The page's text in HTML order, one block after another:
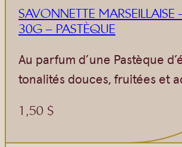
SAVONNETTE
30G – PASTÈQUE
Au parfum d’une Pastèque
tonalités douces, fruitées et
1,50 $